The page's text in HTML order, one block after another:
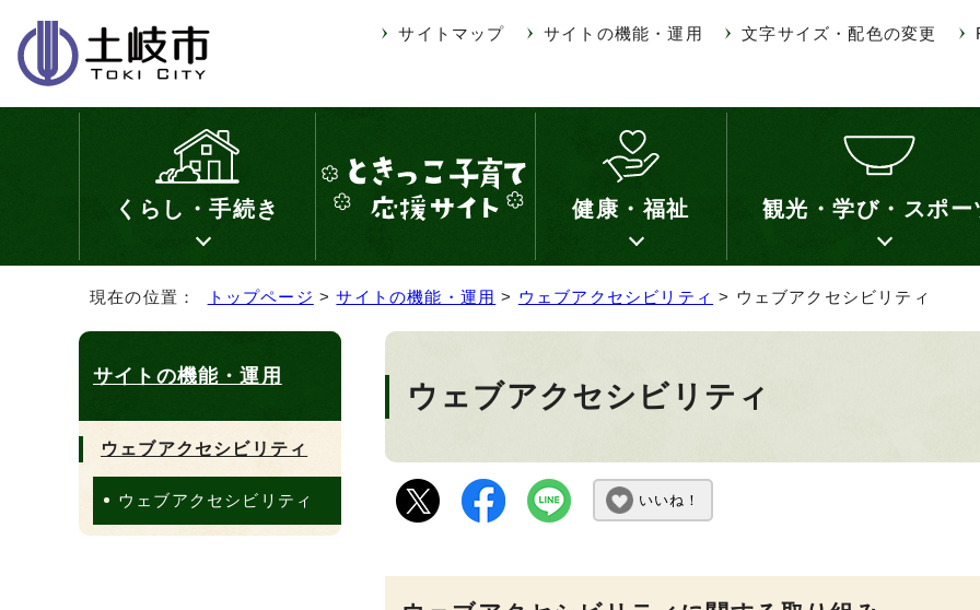
サイトマップ サイトの機能・運用 文字サイズ・配色の変更
くらし・手続き 健康・福祉 観光・学び・スポー
現在の位置： トップページ >サイトの機能・運用 > ウェブアクセシビリティ > ウェブアクセシビリティ
ウェブアクセシビリティ
いいね！
サイトの機能・運用
ウェブアクセシビリティ
ウェブアクセシビリティ